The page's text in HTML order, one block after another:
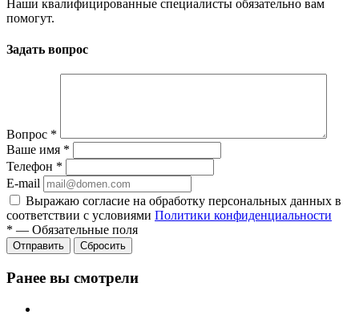
Наши квалифицированные специалисты обязательно вам
помогут.
Задать вопрос
Вопрос *
Ваше имя *
Телефон *
E-mail
Выражаю согласие на обработку персональных данных в
соответствии с условиями Политики конфиденциальности
* — Обязательные поля
Отправить Сбросить
Ранее вы смотрели